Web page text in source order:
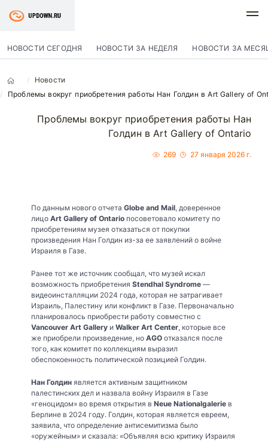
НОВОСТИ СЕГОДНЯ НОВОСТИ ЗА НЕДЕЛЯ НОВОСТИ ЗА
Новости
Проблемы вокруг приобретения работы Нан Голдин в Art Gallery of
Проблемы вокруг приобретения работы Нан
Голдин в Art Gallery of Ontario
269 27 января 2026 г.
По данным нового отчета Globe and Mail, доверенное
лицо Art Gallery of Ontario посоветовало комитету по
приобретениям музея отказаться от покупки
произведения Нан Голдин из-за ее заявлений о войне
Израиля в Газе.
Ранее тот же источник сообщал, что музей искал
возможность приобретения Stendhal Syndrome —
видеоинсталляции 2024 года, которая не затрагивает
Израиль, Палестину или конфликт в Газе. Первоначально
планировалось приобрести работу совместно с
Vancouver Art Gallery и Walker Art Center, которые все
же приобрели произведение, но AGO отказался после
того, как комитет по коллекциям выразил
обеспокоенность политической позицией Голдин.
Нан Голдин является активным защитником
палестинских дел и назвала войну Израиля в Газе
«геноцидом» во время открытия в Neue Nationalgalerie в
Берлине в 2024 году. Голдин, которая является евреем,
заявила, что определение антисемитизма было
«оружейным» и сказала: «Объявляя всю критику Израиля